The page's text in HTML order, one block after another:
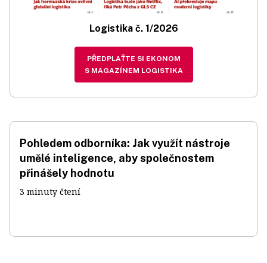
Logistika č. 1/2026
PŘEDPLAŤTE SI EKONOM
S MAGAZÍNEM LOGISTIKA
Pohledem odborníka: Jak využít nástroje
umělé inteligence, aby společnostem
přinášely hodnotu
3 minuty čtení